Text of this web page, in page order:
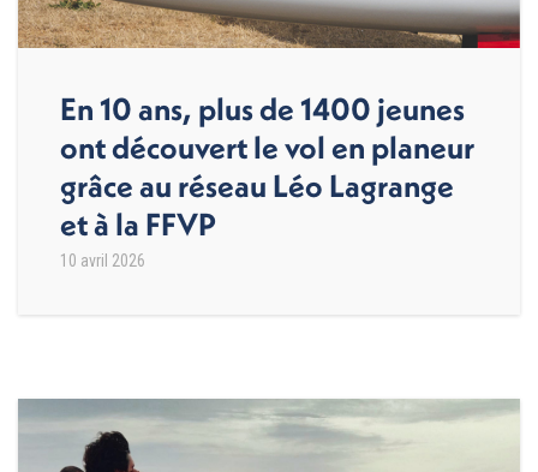
En 10 ans, plus de 1400 jeunes
ont découvert le vol en planeur
grâce au réseau Léo Lagrange
et à la FFVP
10 avril 2026